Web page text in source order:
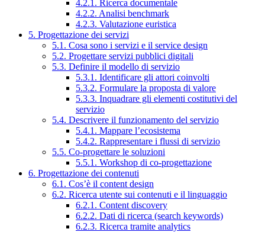
4.2.1. Ricerca documentale
4.2.2. Analisi benchmark
4.2.3. Valutazione euristica
5. Progettazione dei servizi
5.1. Cosa sono i servizi e il service design
5.2. Progettare servizi pubblici digitali
5.3. Definire il modello di servizio
5.3.1. Identificare gli attori coinvolti
5.3.2. Formulare la proposta di valore
5.3.3. Inquadrare gli elementi costitutivi del
servizio
5.4. Descrivere il funzionamento del servizio
5.4.1. Mappare l’ecosistema
5.4.2. Rappresentare i flussi di servizio
5.5. Co-progettare le soluzioni
5.5.1. Workshop di co-progettazione
6. Progettazione dei contenuti
6.1. Cos’è il content design
6.2. Ricerca utente sui contenuti e il linguaggio
6.2.1. Content discovery
6.2.2. Dati di ricerca (search keywords)
6.2.3. Ricerca tramite analytics